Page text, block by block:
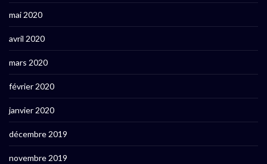
mai 2020
avril 2020
mars 2020
février 2020
janvier 2020
décembre 2019
novembre 2019